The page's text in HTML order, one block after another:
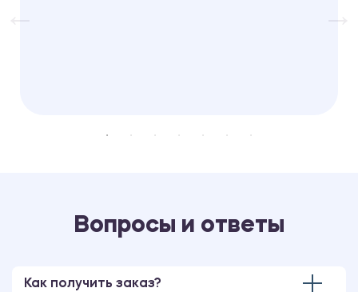
Вопросы и ответы
Как получить заказ?